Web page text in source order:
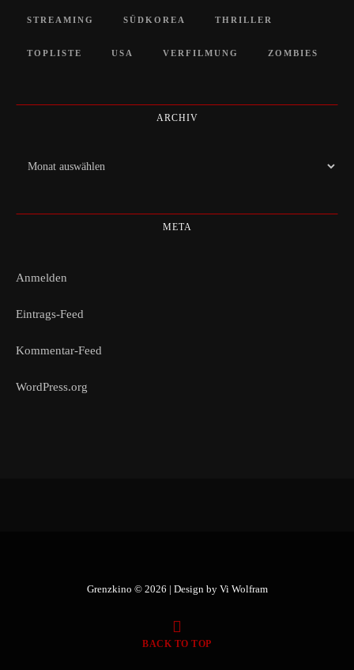
STREAMING SÜDKOREA THRILLER
TOPLISTE USA VERFILMUNG ZOMBIES
ARCHIV
Archiv
META
Anmelden
Eintrags-Feed
Kommentar-Feed
WordPress.org
Grenzkino © 2026 | Design by Vi Wolfram
BACK TO TOP